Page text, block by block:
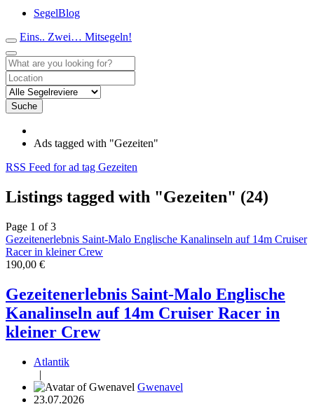
SegelBlog
Eins.. Zwei… Mitsegeln!
Suche
Ads tagged with "Gezeiten"
RSS Feed for ad tag Gezeiten
Listings tagged with "Gezeiten" (24)
Page 1 of 3
Gezeitenerlebnis Saint-Malo Englische Kanalinseln auf 14m Cruiser
Racer in kleiner Crew
190,00 €
Gezeitenerlebnis Saint-Malo Englische
Kanalinseln auf 14m Cruiser Racer in
kleiner Crew
Atlantik
|
Gwenavel
23.07.2026